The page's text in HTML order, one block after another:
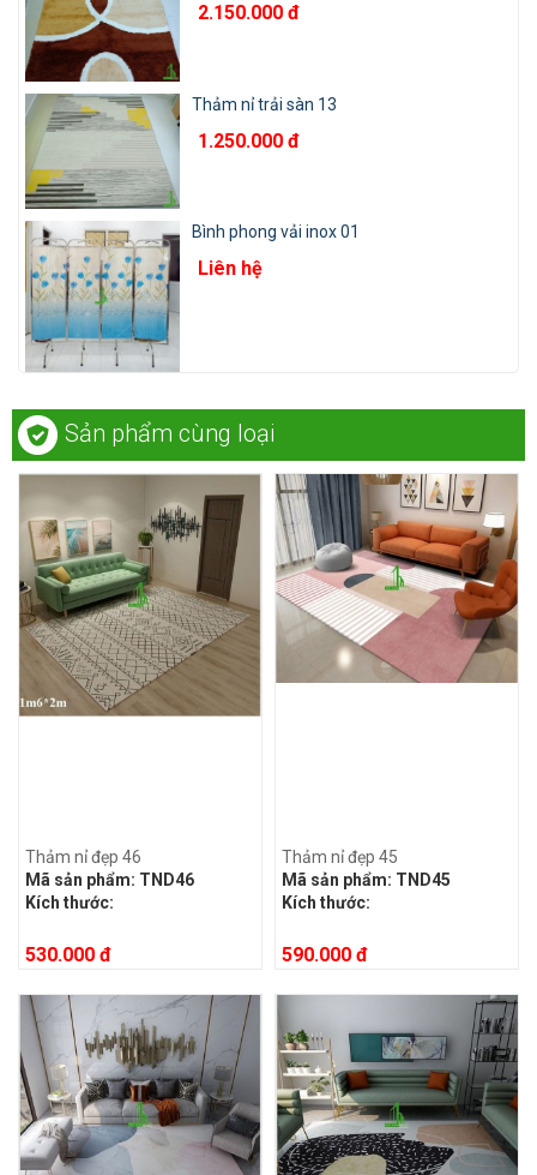
2.150.000 đ
Thảm nỉ trải sàn 13
1.250.000 đ
Bình phong vải inox 01
Liên hệ
Sản phẩm cùng loại
Thảm nỉ đẹp 46
Mã sản phẩm: TND46
Kích thước:
530.000 đ
Thảm nỉ đẹp 45
Mã sản phẩm: TND45
Kích thước:
590.000 đ